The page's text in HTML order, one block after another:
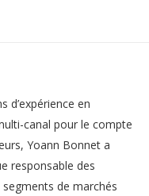
d’expérience en
canal pour le compte
Yoann Bonnet a
responsable des
de marchés